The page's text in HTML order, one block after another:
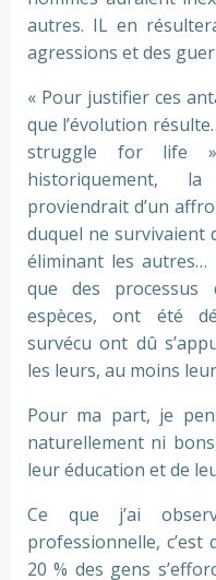
autres. IL en
agressions et des
« Pour justifier ces
que l’évolution
struggle for life
historiquement,
proviendrait d’un
duquel ne survivaient
éliminant les autres…
que des processus
espèces, ont été
survécu ont dû
les leurs, au moins
Pour ma part, je
naturellement ni
leur éducation et de
Ce que j’ai
professionnelle,
20 % des gens